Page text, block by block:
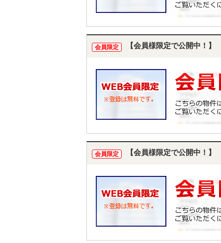
会員限定 【会員様限定で公開中！】
会員限定 【会員様限定で公開中！】